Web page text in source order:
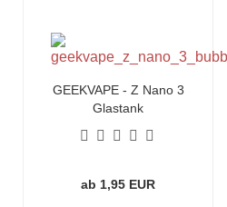
GEEKVAPE - Z Nano 3
Glastank
ab 1,95 EUR